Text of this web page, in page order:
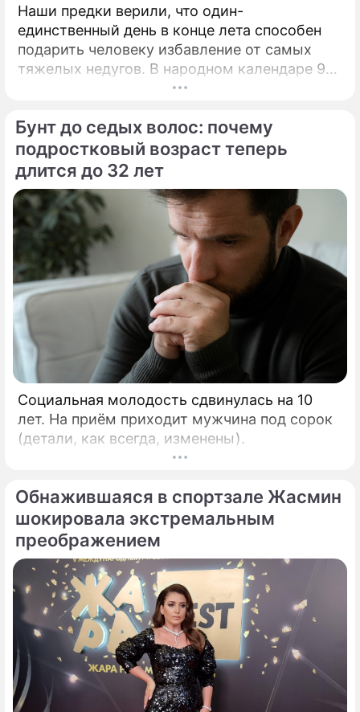
Наши предки верили, что один-
единственный день в конце лета способен
подарить человеку избавление от самых
тяжелых недугов. В народном календаре 9
августа занимает особое, почти
Бунт до седых волос: почему
подростковый возраст теперь
длится до 32 лет
Социальная молодость сдвинулась на 10
лет. На приём приходит мужчина под сорок
(детали, как всегда, изменены).
Обнажившаяся в спортзале Жасмин
шокировала экстремальным
преображением